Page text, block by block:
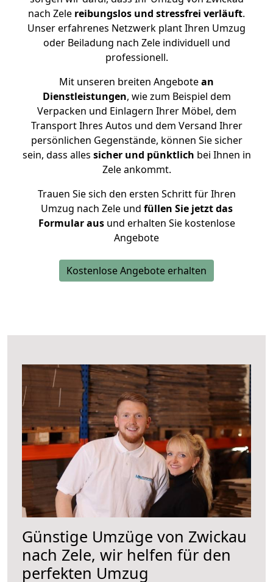
nach Zele reibungslos und stressfrei verläuft.
Unser erfahrenes Netzwerk plant Ihren Umzug
oder Beiladung nach Zele individuell und
professionell.
Mit unseren breiten Angebotean
Dienstleistungen, wie zum Beispiel dem
Verpacken und Einlagern Ihrer Möbel, dem
Transport Ihres Autos und dem Versand Ihrer
persönlichen Gegenstände, können Sie sicher
sein, dass alles sicher und pünktlich bei Ihnen in
Zele ankommt.
Trauen Sie sich den ersten Schritt für Ihren
Umzug nach Zele und füllen Sie jetzt das
Formular ausund erhalten Sie kostenlose
Angebote
Kostenlose Angebote erhalten
Günstige Umzüge von Zwickau
nach Zele, wir helfen für den
perfekten Umzug